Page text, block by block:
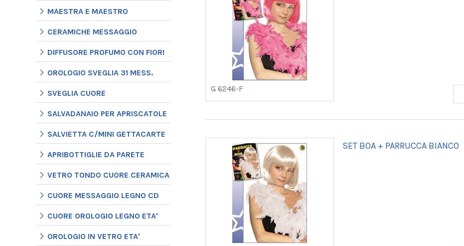
MAESTRA E MAESTRO
CERAMICHE MESSAGGIO
DIFFUSORE PROFUMO CON FIORI
OROLOGIO SVEGLIA 31 MESS.
SVEGLIA CUORE
SALVADANAIO PER APRISCATOLE
SALVIETTA C/MINI GETTACARTE
APRIBOTTIGLIE DA PARETE
VETRO TONDO CUORE CERAMICA
CUORE MESSAGGIO LEGNO CD
CUORE OROLOGIO LEGNO ETA'
OROLOGIO IN VETRO ETA'
G 6246-F
SET BOA + PARRUCCA BIANCO